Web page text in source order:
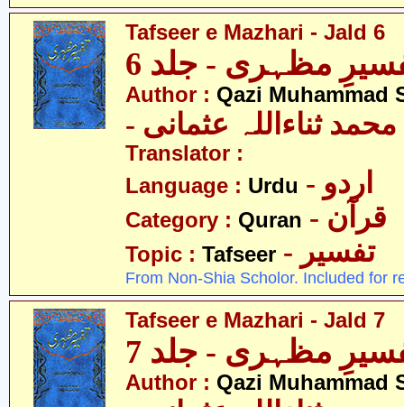
Tafseer e Mazhari - Jald 6
مظہری - جلد 6
Author : Qazi Muhammad
ثناءاللہ عثمانی
Translator :
Language : Urdu - اردو
Category : Quran - قرآن
Topic : Tafseer - تفسیر
From Non-Shia Scholor. Included for
Tafseer e Mazhari - Jald 7
مظہری - جلد 7
Author : Qazi Muhammad